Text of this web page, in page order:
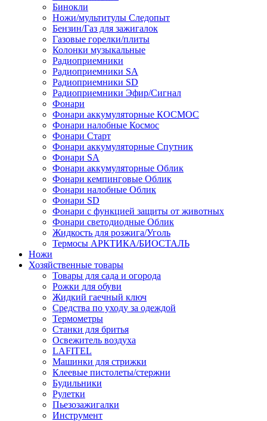
Бинокли
Ножи/мультитулы Следопыт
Бензин/Газ для зажигалок
Газовые горелки/плиты
Колонки музыкальные
Радиоприемники
Радиоприемники SA
Радиоприемники SD
Радиоприемники Эфир/Сигнал
Фонари
Фонари аккумуляторные КОСМОС
Фонари налобные Космос
Фонари Старт
Фонари аккумуляторные Спутник
Фонари SA
Фонари аккумуляторные Облик
Фонари кемпинговые Облик
Фонари налобные Облик
Фонари SD
Фонари с функцией защиты от животных
Фонари светодиодные Облик
Жидкость для розжига/Уголь
Термосы АРКТИКА/БИОСТАЛЬ
Ножи
Хозяйственные товары
Товары для сада и огорода
Рожки для обуви
Жидкий гаечный ключ
Средства по уходу за одеждой
Термометры
Станки для бритья
Освежитель воздуха
LAFITEL
Машинки для стрижки
Клеевые пистолеты/стержни
Будильники
Рулетки
Пьезозажигалки
Инструмент